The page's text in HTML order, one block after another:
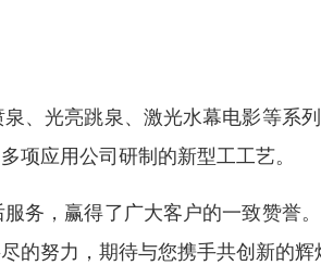
、光亮跳泉、激光水幕电影等系
项应用公司研制的新型工工艺。
务，赢得了广大客户的一致赞誉
的努力，期待与您携手共创新的辉